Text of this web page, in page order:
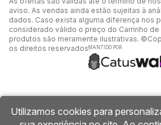
aviso. As vendas ainda estão sujeitas à
dados. Caso exista alguma diferença nos
considerado válido o preço do Carrinho
produtos são meramente ilustrativas.
os direitos reservados.MANTIDO POR
Utilizamos cookies para